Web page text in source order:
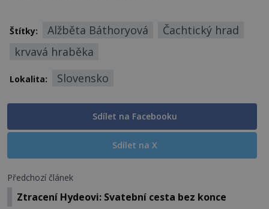
Štítky: Alžběta Báthoryová
Čachtický hrad
krvavá hraběka
Lokalita: Slovensko
Sdílet na Facebooku
Sdílet na X
Předchozí článek
Ztracení Hydeovi: Svatební cesta bez konce